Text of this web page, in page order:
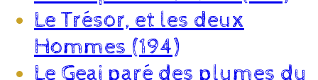
Le Trésor, et les deux
Hommes (194)
Le Geai paré des plumes du